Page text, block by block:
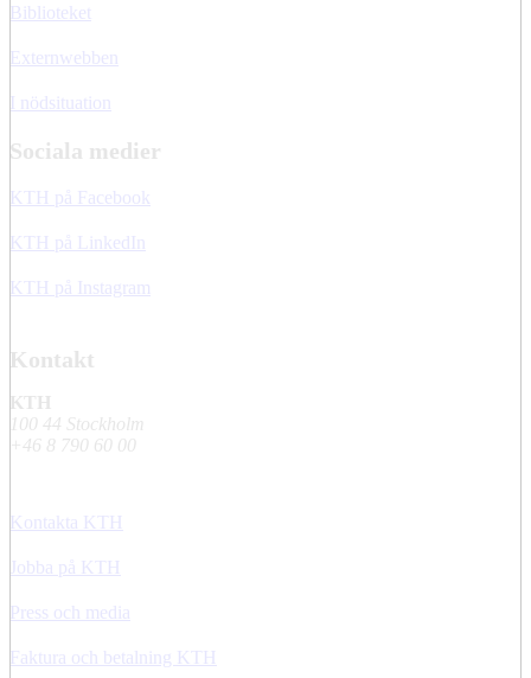
Biblioteket
Externwebben
I nödsituation
Sociala medier
KTH på Facebook
KTH på LinkedIn
KTH på Instagram
Kontakt
KTH
100 44 Stockholm
+46 8 790 60 00
Kontakta KTH
Jobba på KTH
Press och media
Faktura och betalning KTH